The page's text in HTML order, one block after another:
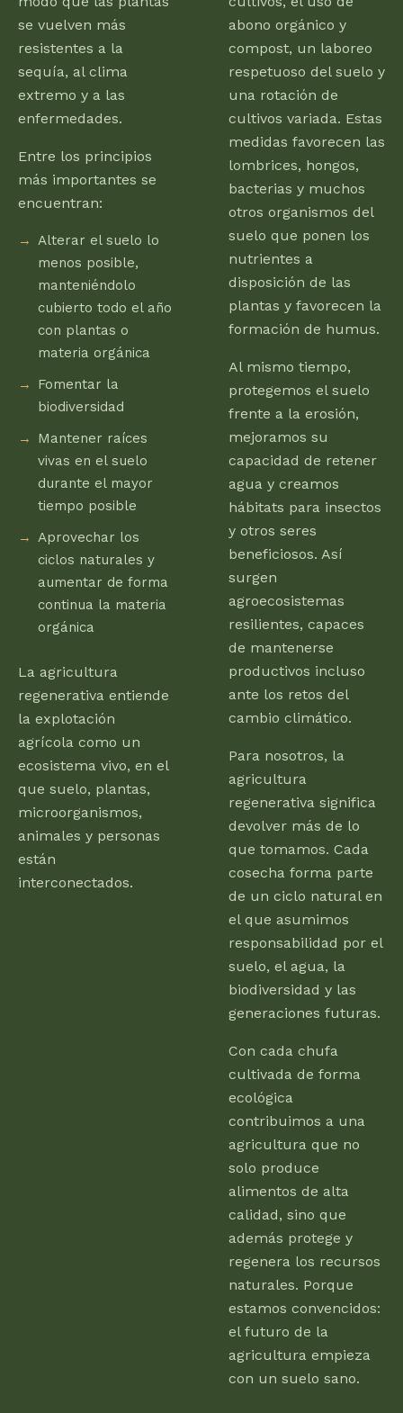
se vuelven más
resistentes a la
sequía, al clima
extremo y a las
enfermedades.
Entre los principios
más importantes se
encuentran:
Alterar el suelo lo
menos posible,
manteniéndolo
cubierto todo el año
con plantas o
materia orgánica
Fomentar la
biodiversidad
Mantener raíces
vivas en el suelo
durante el mayor
tiempo posible
Aprovechar los
ciclos naturales y
aumentar de forma
continua la materia
orgánica
La agricultura
regenerativa entiende
la explotación
agrícola como un
ecosistema vivo, en el
que suelo, plantas,
microorganismos,
animales y personas
están
interconectados.
abono orgánico y
compost, un laboreo
respetuoso del suelo y
una rotación de
cultivos variada. Estas
medidas favorecen las
lombrices, hongos,
bacterias y muchos
otros organismos del
suelo que ponen los
nutrientes a
disposición de las
plantas y favorecen la
formación de humus.
Al mismo tiempo,
protegemos el suelo
frente a la erosión,
mejoramos su
capacidad de retener
agua y creamos
hábitats para insectos
y otros seres
beneficiosos. Así
surgen
agroecosistemas
resilientes, capaces
de mantenerse
productivos incluso
ante los retos del
cambio climático.
Para nosotros, la
agricultura
regenerativa significa
devolver más de lo
que tomamos. Cada
cosecha forma parte
de un ciclo natural en
el que asumimos
responsabilidad por el
suelo, el agua, la
biodiversidad y las
generaciones futuras.
Con cada chufa
cultivada de forma
ecológica
contribuimos a una
agricultura que no
solo produce
alimentos de alta
calidad, sino que
además protege y
regenera los recursos
naturales. Porque
estamos convencidos:
el futuro de la
agricultura empieza
con un suelo sano.